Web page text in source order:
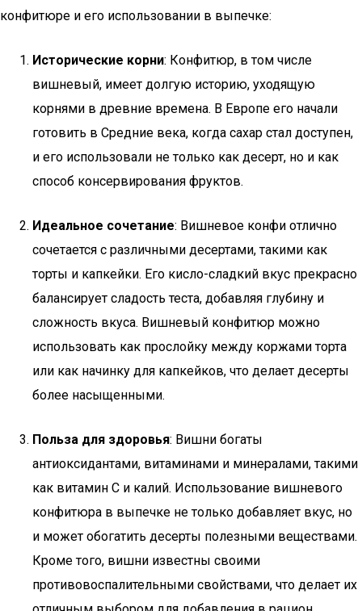
конфитюре и его использовании в выпечке:
Исторические корни: Конфитюр, в том числе
вишневый, имеет долгую историю, уходящую
корнями в древние времена. В Европе его начали
готовить в Средние века, когда сахар стал доступен,
и его использовали не только как десерт, но и как
способ консервирования фруктов.
Идеальное сочетание: Вишневое конфи отлично
сочетается с различными десертами, такими как
торты и капкейки. Его кисло-сладкий вкус прекрасно
балансирует сладость теста, добавляя глубину и
сложность вкуса. Вишневый конфитюр можно
использовать как прослойку между коржами торта
или как начинку для капкейков, что делает десерты
более насыщенными.
Польза для здоровья: Вишни богаты
антиоксидантами, витаминами и минералами, такими
как витамин C и калий. Использование вишневого
конфитюра в выпечке не только добавляет вкус, но
и может обогатить десерты полезными веществами.
Кроме того, вишни известны своими
противовоспалительными свойствами, что делает их